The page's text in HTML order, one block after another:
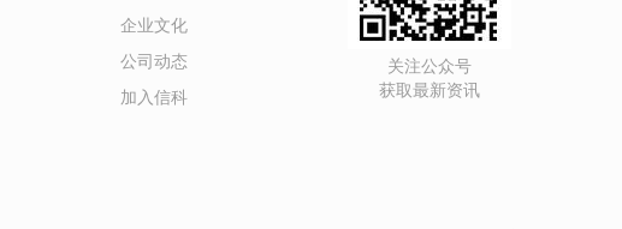
企业文化
公司动态
加入信科
关注公众号
获取最新资讯